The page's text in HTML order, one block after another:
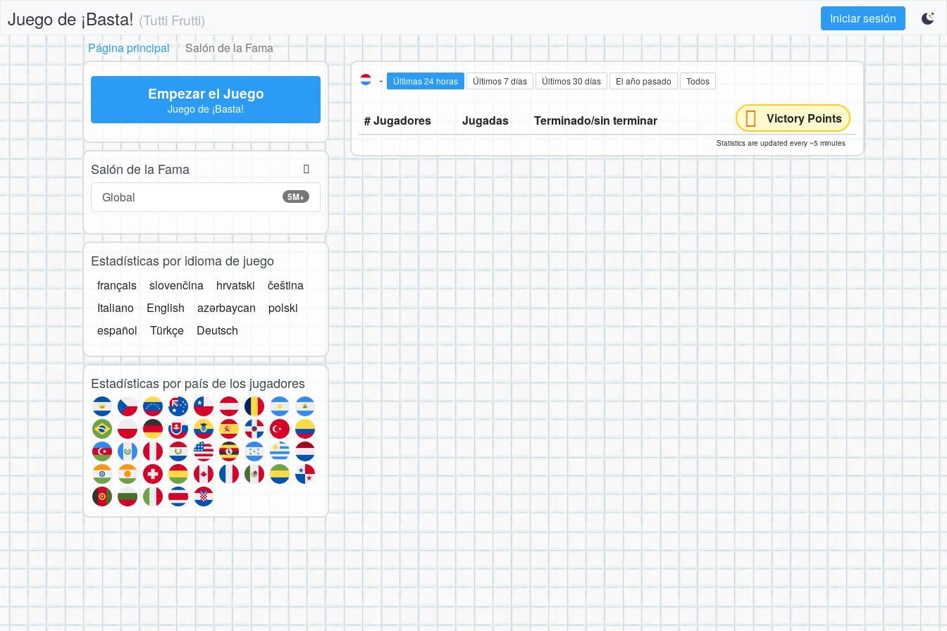
Juego de ¡Basta! (Tutti Frutti)
Iniciar sesión
Página principal
Salón de la Fama
- Últimas 24 horas Últimos 7 días Últimos 30 días El año pasado Todos
# Jugadores Jugadas Terminado/sin terminar Victory Points
Statistics are updated every ~5 minutes
Empezar el Juego
Juego de ¡Basta!
Salón de la Fama
5M+
Global
Estadísticas por idioma de juego
français slovenčina hrvatski
čeština
Italiano
English azərbaycan
polski
español
Türkçe Deutsch
Estadísticas por país de los jugadores